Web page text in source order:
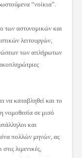
“νοίκια”.
των αστυνομικών και
λειτουργών,
των απλήρωτων
να καταβληθεί και το
νομοθεσία σε μισό
και
πολλών μηνών, ας
λιμενικές,